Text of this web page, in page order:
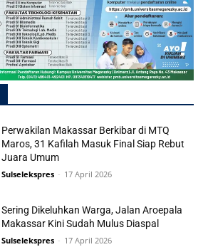
Perwakilan Makassar Berkibar di MTQ
Maros, 31 Kafilah Masuk Final Siap Rebut
Juara Umum
Sulselekspres - 17 April 2026
Sering Dikeluhkan Warga, Jalan Aroepala
Makassar Kini Sudah Mulus Diaspal
Sulselekspres - 17 April 2026